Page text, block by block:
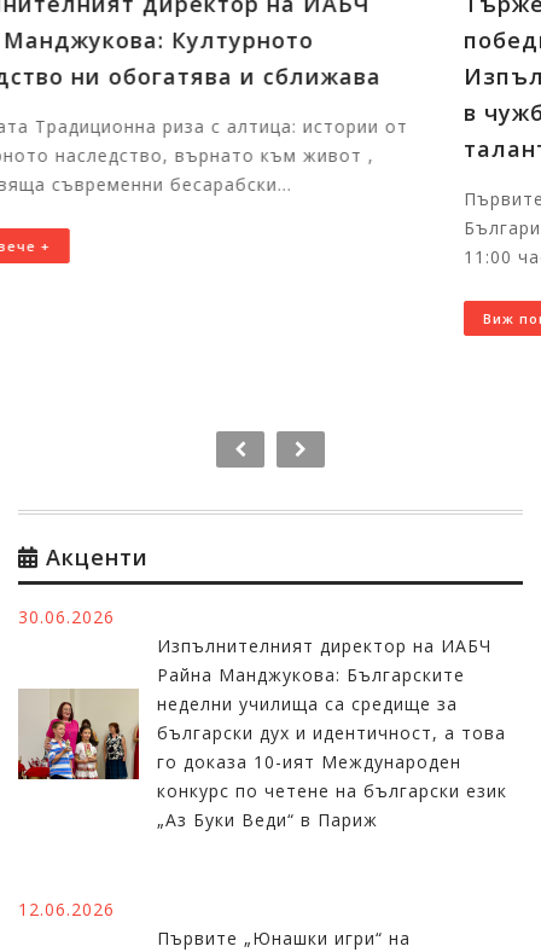
победителите в конкурсите на
Изпълнителната агенция за
талантливи български деца от цял
Първите отличени участници вече пристигнаха в
България за церемонията На 7 август 2026 г. от
11:00 часа в Националния дворец на децата щ...
Акценти
30.06.2026
Изпълнителният директор на ИАБЧ
Райна Манджукова: Българските
неделни училища са средище за
български дух и идентичност, а това
го доказа 10-ият Международен
конкурс по четене на български език
„Аз Буки Веди“ в Париж
12.06.2026
Първите „Юнашки игри“ на